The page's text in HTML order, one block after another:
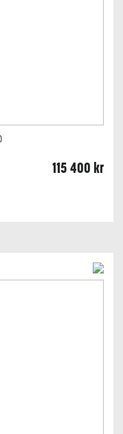
115 400 kr